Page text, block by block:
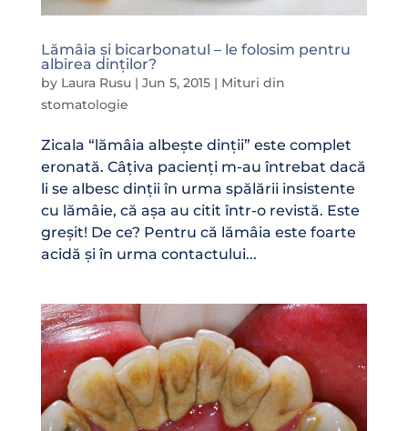
Lămâia și bicarbonatul – le folosim pentru
albirea dinților?
by Laura Rusu| Jun 5, 2015| Mituri din
stomatologie
Zicala “lămâia albește dinții” este complet
eronată. Câțiva pacienți m-au întrebat dacă
li se albesc dinții în urma spălării insistente
cu lămâie, că așa au citit într-o revistă. Este
greșit! De ce? Pentru că lămâia este foarte
acidă și în urma contactului...